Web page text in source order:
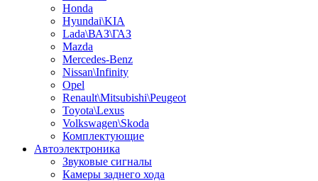
Honda
Hyundai\KIA
Lada\ВАЗ\ГАЗ
Mazda
Mercedes-Benz
Nissan\Infinity
Opel
Renault\Mitsubishi\Peugeot
Toyota\Lexus
Volkswagen\Skoda
Комплектующие
Автоэлектроника
Звуковые сигналы
Камеры заднего хода